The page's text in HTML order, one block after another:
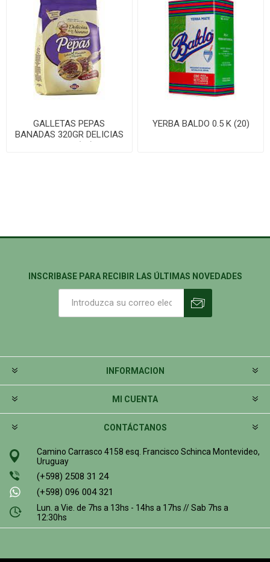
GALLETAS PEPAS
BANADAS 320GR DELICIAS
NONNA (16)
YERBA BALDO 0.5 K (20)
INSCRIBASE PARA RECIBIR LAS ÚLTIMAS NOVEDADES
INFORMACION
MI CUENTA
CONTÁCTANOS
Camino Carrasco 4158 esq. Francisco Schinca Montevideo,
Uruguay
(+598) 2508 31 24
(+598) 096 004 321
Lun. a Vie. de 7hs a 13hs - 14hs a 17hs // Sab 7hs a
12:30hs